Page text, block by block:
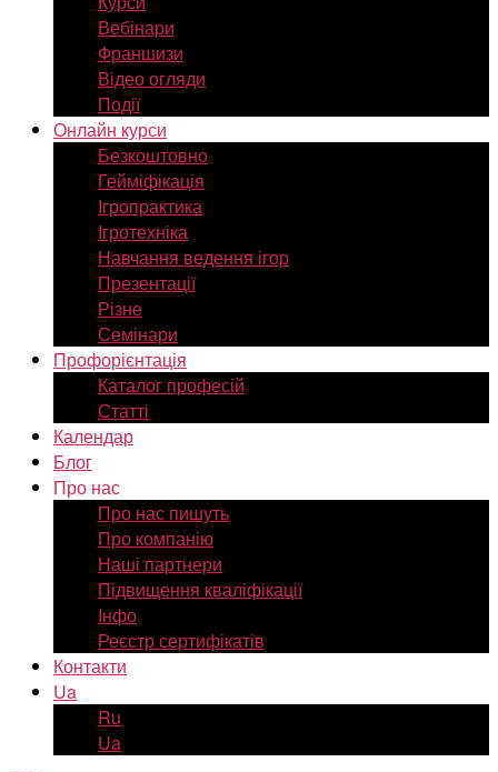
Вебінари
Франшизи
Відео огляди
Події
Онлайн курси
Безкоштовно
Гейміфікація
Ігропрактика
Ігротехніка
Навчання ведення ігор
Презентації
Різне
Семінари
Профорієнтація
Каталог професій
Статті
Календар
Блог
Про нас
Про нас пишуть
Про компанію
Наші партнери
Підвищення кваліфікації
Інфо
Реєстр сертифікатів
Контакти
Ua
Ru
Ua